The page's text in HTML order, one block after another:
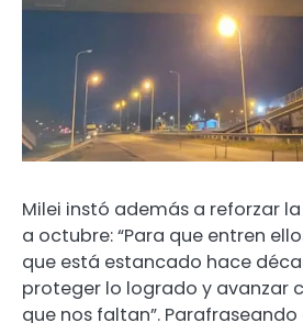
Milei instó además a reforzar
a octubre: “Para que entren
que está estancado hace
proteger lo logrado y avanzar
que nos faltan”.